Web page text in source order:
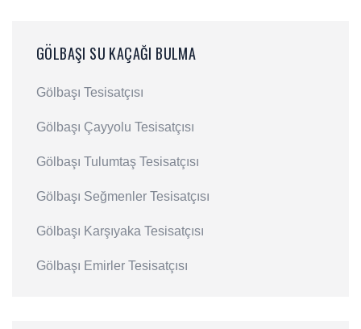
GÖLBAŞI SU KAÇAĞI BULMA
Gölbaşı Tesisatçısı
Gölbaşı Çayyolu Tesisatçısı
Gölbaşı Tulumtaş Tesisatçısı
Gölbaşı Seğmenler Tesisatçısı
Gölbaşı Karşıyaka Tesisatçısı
Gölbaşı Emirler Tesisatçısı